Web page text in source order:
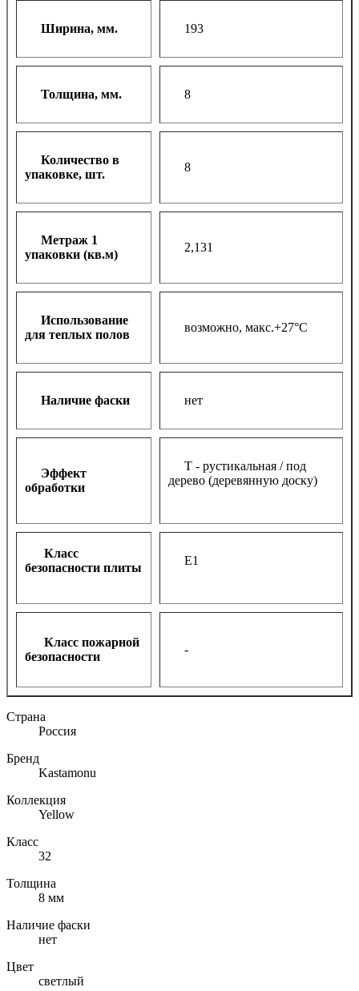
Ширина, мм. 193
Толщина, мм. 8
Количество в
упаковке, шт.
8
Метраж 1
упаковки (кв.м)
2,131
Использование
для теплых полов
возможно, макс.+27°С
Наличие фаски нет
Эффект
обработки
Т - рустикальная / под
дерево (деревянную доску)
Класс
безопасности плиты
Е1
Класс пожарной
безопасности
-
Страна
Россия
Бренд
Kastamonu
Коллекция
Yellow
Класс
32
Толщина
8 мм
Наличие фаски
нет
Цвет
светлый